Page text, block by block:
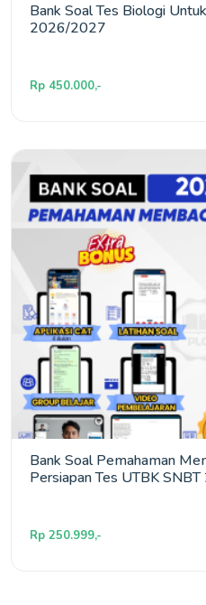
Bank Soal Tes Biologi
2026/2027
Rp 450.000,-
Bank Soal Pemahaman
Persiapan Tes UTBK
Rp 250.999,-